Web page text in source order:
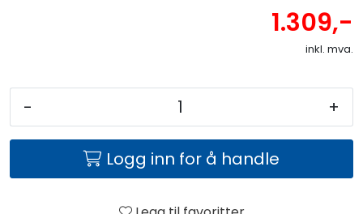
1.309,-
inkl. mva.
- +
Logg inn for å handle